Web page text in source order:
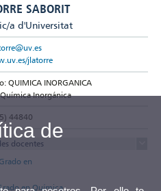
SABORIT
a d'Universitat
jlatorre
QUIMICA INORGANICA
Inorgánica
44840
docentes
en
en Química
de